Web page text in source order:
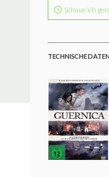
Schaue ich
TECHNISCHE DATEN